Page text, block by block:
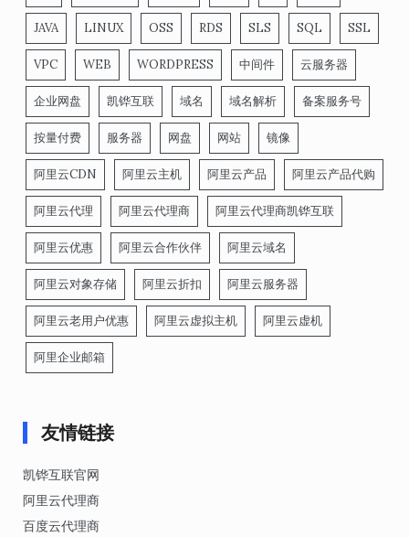
JAVA LINUX OSS RDS SLS SQL SSL
VPC WEB WORDPRESS 中间件 云服务器
企业网盘 凯铧互联 域名 域名解析 备案服务号
按量付费 服务器 网盘 网站 镜像
阿里云CDN 阿里云主机 阿里云产品 阿里云产品代购
阿里云代理 阿里云代理商 阿里云代理商凯铧互联
阿里云优惠 阿里云合作伙伴 阿里云域名
阿里云对象存储 阿里云折扣 阿里云服务器
阿里云老用户优惠 阿里云虚拟主机 阿里云虚机
阿里企业邮箱
友情链接
凯铧互联官网
阿里云代理商
百度云代理商